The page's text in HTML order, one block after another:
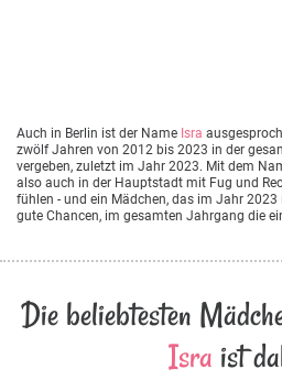
Auch in Berlin ist der Name Isra
zwölf Jahren von 2012 bis 2023 in der
vergeben, zuletzt im Jahr 2023. Mit dem
also auch in der Hauptstadt mit Fug und
fühlen - und ein Mädchen, das im Jahr
gute Chancen, im gesamten Jahrgang die
Die beliebtesten
Isra ist